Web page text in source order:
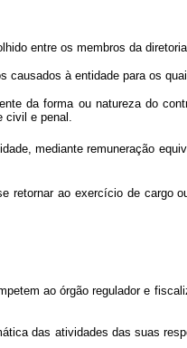
entre os membros da
à entidade para os
da forma ou natureza do
civil e penal.
mediante remuneração
ao exercício de cargo
ao órgão regulador e
das atividades das suas